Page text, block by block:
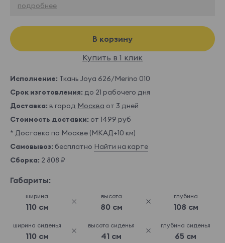
подробнее
В корзину
Купить в 1 клик
Исполнение: Ткань Joya 626/Merino 010
Срок изготовления: до 21 рабочего дня
Доставка: в город Москва от 3 дней
Стоимость доставки: от 1499 руб
* Доставка по Москве (МКАД+10 км)
Самовывоз: бесплатно Найти на карте
Сборка: 2 808 ₽
Габариты:
ширина
110 см
высота
80 см
глубина
108 см
ширина сиденья
110 см
высота сиденья
41 см
глубина сиденья
65 см